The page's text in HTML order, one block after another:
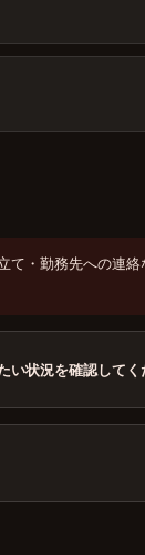
・勤務先への連
状況を確認してく